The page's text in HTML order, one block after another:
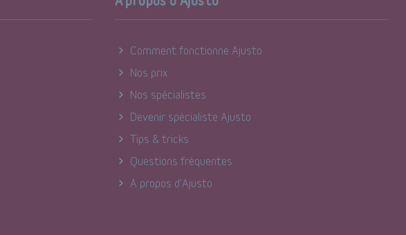
Comment fonctionne Ajusto
Nos prix
Nos spécialistes
Devenir spécialiste Ajusto
Tips & tricks
Questions fréquentes
A propos d'Ajusto